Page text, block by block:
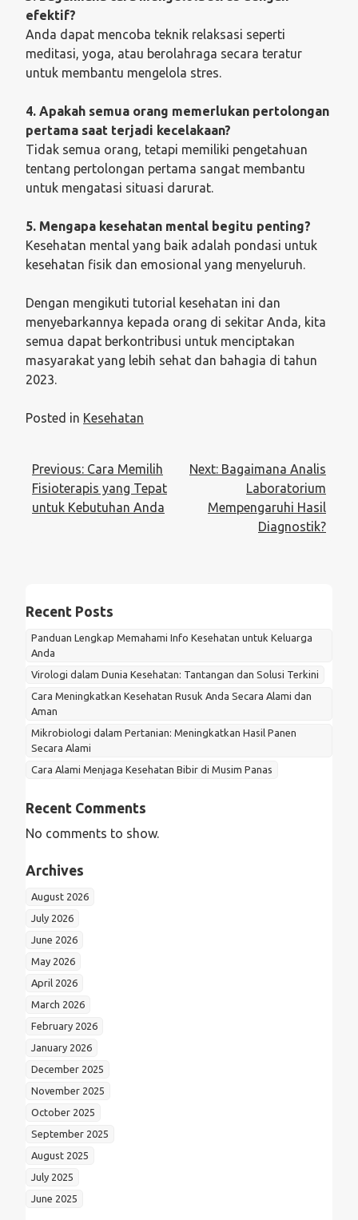
efektif?
Anda dapat mencoba teknik relaksasi seperti
meditasi, yoga, atau berolahraga secara teratur
untuk membantu mengelola stres.
4. Apakah semua orang memerlukan pertolongan
pertama saat terjadi kecelakaan?
Tidak semua orang, tetapi memiliki pengetahuan
tentang pertolongan pertama sangat membantu
untuk mengatasi situasi darurat.
5. Mengapa kesehatan mental begitu penting?
Kesehatan mental yang baik adalah pondasi untuk
kesehatan fisik dan emosional yang menyeluruh.
Dengan mengikuti tutorial kesehatan ini dan
menyebarkannya kepada orang di sekitar Anda, kita
semua dapat berkontribusi untuk menciptakan
masyarakat yang lebih sehat dan bahagia di tahun
2023.
Posted in Kesehatan
Post
navigation
Previous: Cara Memilih
Fisioterapis yang Tepat
untuk Kebutuhan Anda
Next: Bagaimana Analis
Laboratorium
Mempengaruhi Hasil
Diagnostik?
Recent Posts
Panduan Lengkap Memahami Info Kesehatan untuk Keluarga
Anda
Virologi dalam Dunia Kesehatan: Tantangan dan Solusi Terkini
Cara Meningkatkan Kesehatan Rusuk Anda Secara Alami dan
Aman
Mikrobiologi dalam Pertanian: Meningkatkan Hasil Panen
Secara Alami
Cara Alami Menjaga Kesehatan Bibir di Musim Panas
Recent Comments
No comments to show.
Archives
August 2026
July 2026
June 2026
May 2026
April 2026
March 2026
February 2026
January 2026
December 2025
November 2025
October 2025
September 2025
August 2025
July 2025
June 2025